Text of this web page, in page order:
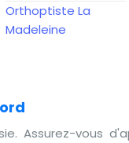
Orthoptiste La
Madeleine
Assurez-vous